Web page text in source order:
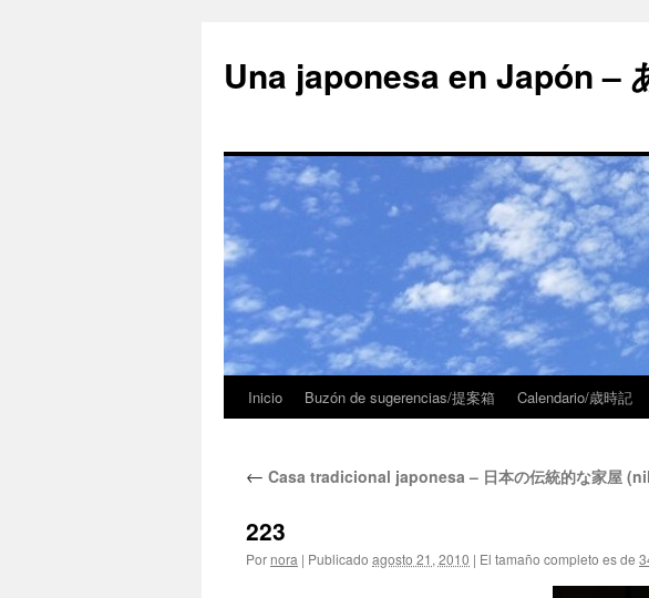
Una japonesa en Japón –
Inicio Buzón de sugerencias/提案箱 Calendario/歳時記
← Casa tradicional japonesa – 日本の伝統的な家屋
223
Por nora | Publicado agosto 21, 2010 | El tamaño completo es de